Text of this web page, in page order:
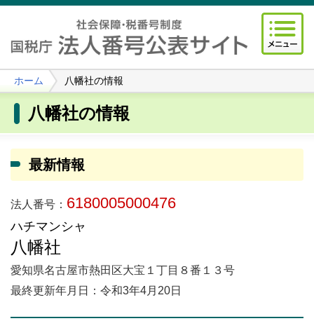
ホーム 八幡社の情報
八幡社の情報
最新情報
法人番号： 6180005000476
ハチマンシャ
八幡社
愛知県名古屋市熱田区大宝１丁目８番１３号
最終更新年月日：令和3年4月20日